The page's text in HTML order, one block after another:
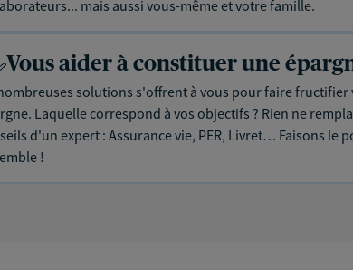
mais aussi vous-même et votre famille.
Vous aider à constituer une
solutions s'offrent à vous pour faire fructifier
Laquelle correspond à vos objectifs ? Rien ne
d'un expert : Assurance vie, PER, Livret… Faisons le
!